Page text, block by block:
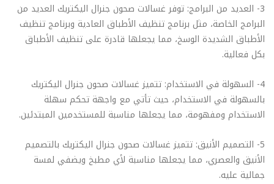
3- العديد من البرامج: توفر غسالات صحون جنرال اليكتريك العديد من
البرامج الخاصة، مثل برنامج تنظيف الأطباق العادية وبرنامج تنظيف
الأطباق الشديدة الوسخ، مما يجعلها قادرة على تنظيف الأطباق
بكل فعالية.
4- السهولة في الاستخدام: تتميز غسالات صحون جنرال اليكتريك
بالسهولة في الاستخدام، حيث تأتي مع واجهة تحكم سهلة
الاستخدام ومفهومة، مما يجعلها مناسبة للمستخدمين المبتدئين.
5- التصميم الأنيق: تتميز غسالات صحون جنرال اليكتريك بالتصميم
الأنيق والعصري، مما يجعلها مناسبة لأي مطبخ ويضفي لمسة
جمالية عليه.